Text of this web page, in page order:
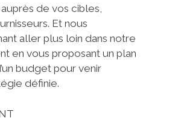
de vos cibles,
Et nous
aller plus loin dans notre
en vous proposant un plan
budget pour venir
définie.